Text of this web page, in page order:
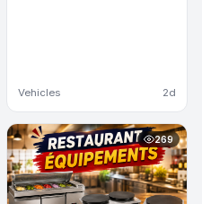
Vehicles 2d
269